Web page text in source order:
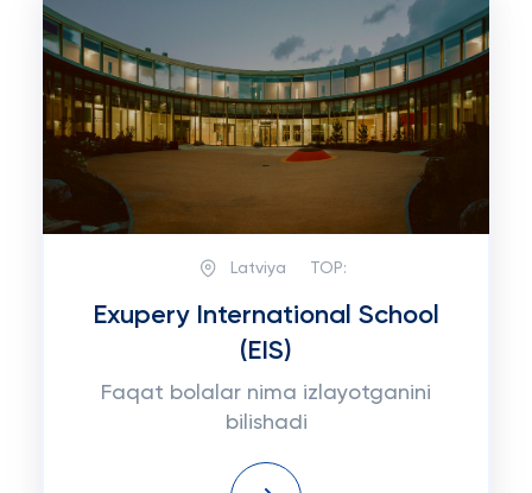
Latviya TOP:
Exupery International School
(EIS)
Faqat bolalar nima izlayotganini
bilishadi